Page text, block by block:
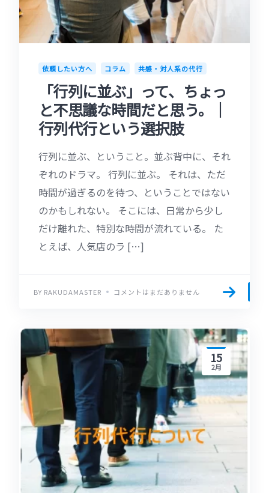
依頼したい方へ コラム 共感・対人系の代行
「行列に並ぶ」って、ちょっ
と不思議な時間だと思う。｜
行列代行という選択肢
行列に並ぶ、ということ。並ぶ背中に、それ
ぞれのドラマ。 行列に並ぶ。 それは、ただ
時間が過ぎるのを待つ、ということではない
のかもしれない。 そこには、日常から少し
だけ離れた、特別な時間が流れている。 た
とえば、人気店のラ […]
BY RAKUDAMASTER コメントはまだありません
15
2月